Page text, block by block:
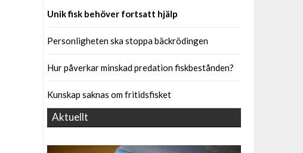
Unik fisk behöver fortsatt hjälp
Personligheten ska stoppa bäckrödingen
Hur påverkar minskad predation fiskbestånden?
Kunskap saknas om fritidsfisket
Aktuellt